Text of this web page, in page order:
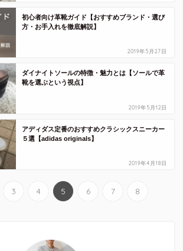
初心者向け革靴ガイド【おすすめブランド・選び
方・お手入れを徹底解説】
2019年5月27日
ダイナイトソールの特徴・魅力とは【ソールで革
靴を選ぶという視点】
2019年5月12日
アディダス定番のおすすめクラシックスニーカー
５選【adidas originals】
2019年4月18日
3 4 5 6 7 8